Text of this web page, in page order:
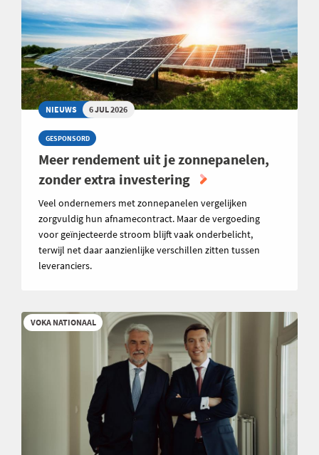
NIEUWS 6 JUL 2026
GESPONSORD
Meer rendement uit je zonnepanelen,
zonder extra investering
Veel ondernemers met zonnepanelen vergelijken
zorgvuldig hun afnamecontract. Maar de vergoeding
voor geïnjecteerde stroom blijft vaak onderbelicht,
terwijl net daar aanzienlijke verschillen zitten tussen
leveranciers.
VOKA NATIONAAL